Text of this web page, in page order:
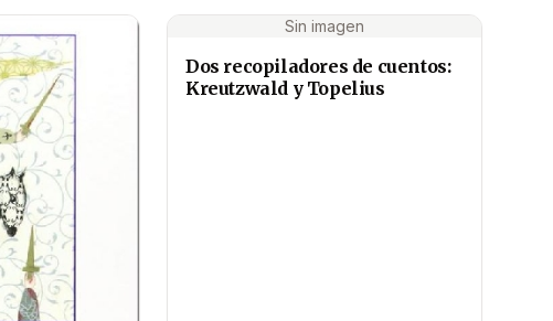
Sin imagen
Dos recopiladores de cuentos:
Kreutzwald y Topelius